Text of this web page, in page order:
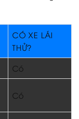
CÓ XE LÁI
THỬ?
Có
Có